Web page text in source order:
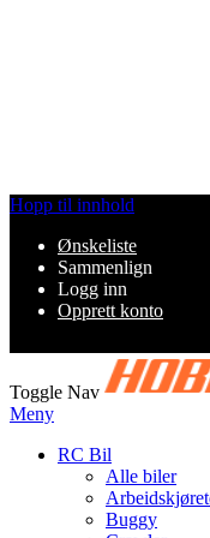
Hopp til innhold
Ønskeliste
Sammenlign
Logg inn
Opprett konto
Toggle Nav
Meny
RC Bil
Alle biler
Buggy